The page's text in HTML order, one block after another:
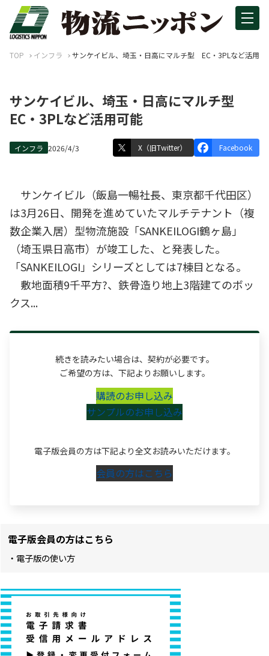
TOP インフラ サンケイビル、埼玉・日高にマルチ型 EC・3PLなど活用可
サンケイビル、埼玉・日高にマルチ型
EC・3PLなど活用可能
インフラ 2026/4/3 X（旧Twitter） Facebook
サンケイビル（飯島一暢社長、東京都千代田区）
は3月26日、開発を進めていたマルチテナント（複
数企業入居）型物流施設「SANKEILOGI鶴ヶ島」
（埼玉県日高市）が竣工した、と発表した。
「SANKEILOGI」シリーズとしては7棟目となる。
敷地面積9千平方?、鉄骨造り地上3階建てのボッ
クス...
続きを読みたい場合は、契約が必要です。
ご希望の方は、下記よりお願いします。
購読のお申し込み
サンプルのお申し込み
電子版会員の方は下記より全文お読みいただけます。
会員の方はこちら
電子版会員の方はこちら
・電子版の使い方